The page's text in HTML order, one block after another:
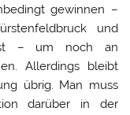
gewinnen –
und
– um noch an
Allerdings bleibt
übrig. Man muss
darüber in der